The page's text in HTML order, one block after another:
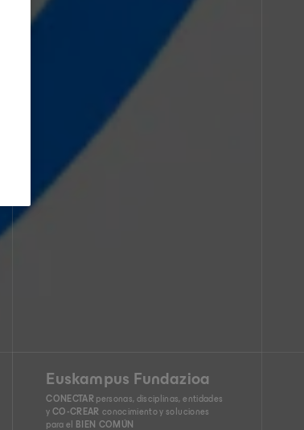
Euskampus Fundazioa
CONECTAR personas, disciplinas, entidades
yCO-CREARconocimiento y soluciones
para el
BIEN COMÚN